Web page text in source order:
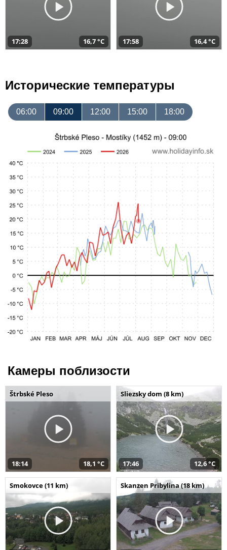
17:28 16,7 °C 17:58 16,4 °C
Исторические температуры
06:00 09:00 12:00 15:00 18:00
Камеры поблизости
Štrbské Pleso
18:14 18,1 °C
Sliezsky dom (8 km)
17:46 12,6 °C
Smokovce (11 km) Skanzen Pribylina (18 km)